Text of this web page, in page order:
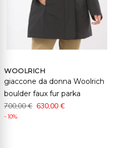
WOOLRICH
giaccone da donna Woolrich
boulder faux fur parka
700,00 € 630,00 €
- 10%